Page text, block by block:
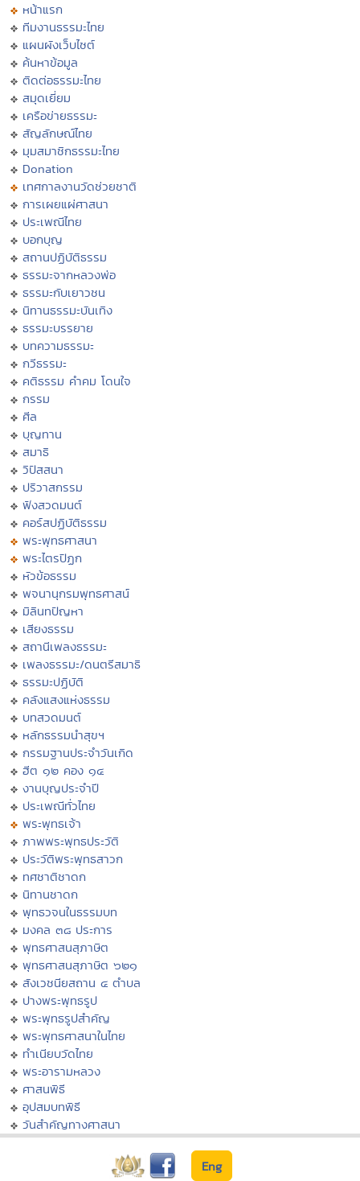
หน้าแรก
ทีมงานธรรมะไทย
แผนผังเว็บไซต์
ค้นหาข้อมูล
ติดต่อธรรมะไทย
สมุดเยี่ยม
เครือข่ายธรรมะ
สัญลักษณ์ไทย
มุมสมาชิกธรรมะไทย
Donation
เทศกาลงานวัดช่วยชาติ
การเผยแผ่ศาสนา
ประเพณีไทย
บอกบุญ
สถานปฏิบัติธรรม
ธรรมะจากหลวงพ่อ
ธรรมะกับเยาวชน
นิทานธรรมะบันเทิง
ธรรมะบรรยาย
บทความธรรมะ
กวีธรรมะ
คติธรรม คำคม โดนใจ
กรรม
ศีล
บุญทาน
สมาธิ
วิปัสสนา
ปริวาสกรรม
ฟังสวดมนต์
คอร์สปฏิบัติธรรม
พระพุทธศาสนา
พระไตรปิฏก
หัวข้อธรรม
พจนานุกรมพุทธศาสน์
มิลินทปัญหา
เสียงธรรม
สถานีเพลงธรรมะ
เพลงธรรมะ/ดนตรีสมาธิ
ธรรมะปฏิบัติ
คลังแสงแห่งธรรม
บทสวดมนต์
หลักธรรมนำสุขฯ
กรรมฐานประจำวันเกิด
ฮีต ๑๒ คอง ๑๔
งานบุญประจำปี
ประเพณีทั่วไทย
พระพุทธเจ้า
ภาพพระพุทธประวัติ
ประวัติพระพุทธสาวก
ทศชาติชาดก
นิทานชาดก
พุทธวจนในธรรมบท
มงคล ๓๘ ประการ
พุทธศาสนสุภาษิต
พุทธศาสนสุภาษิต ๖๒๑
สังเวชนียสถาน ๔ ตำบล
ปางพระพุทธรูป
พระพุทธรูปสำคัญ
พระพุทธศาสนาในไทย
ทำเนียบวัดไทย
พระอารามหลวง
ศาสนพิธี
อุปสมบทพิธี
วันสำคัญทางศาสนา
Eng